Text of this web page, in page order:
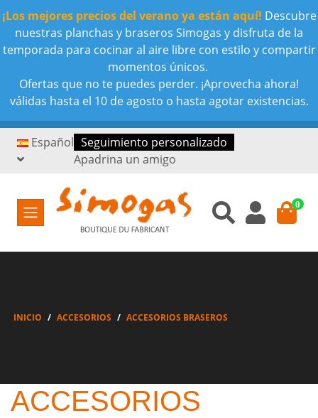
¡Los mejores precios del verano ya están aquí! Descubre
nuestras planchas y braseros Simogas y disfruta de la
temporada para cocinar al aire libre con estilo y compartir
momentos únicos.
Ofertas que no te puedes perder. ¡Aprovecha ahora!
válidas hasta el 10 de agosto o hasta agotar existencias.
Español Seguimiento personalizado
Apadrina un amigo
0
INICIO ACCESORIOS ACCESORIOS BRASEROS
ACCESORIOS